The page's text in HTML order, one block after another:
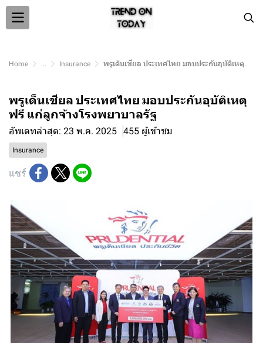
Home ... Insurance พรูเด็นเชียล ประเทศไทย มอบประกันอุบัติเหตุฟรี แก่ลูกจ้างโรงพยาบาลรัฐ
พรูเด็นเชียล ประเทศไทย มอบประกันอุบัติเหตุ
ฟรี แก่ลูกจ้างโรงพยาบาลรัฐ
อัพเดทล่าสุด: 23 พ.ค. 2025 455 ผู้เข้าชม
Insurance
แชร์